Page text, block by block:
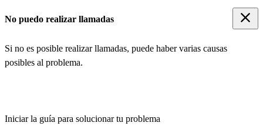
No puedo realizar llamadas
Si no es posible realizar llamadas, puede haber varias causas
posibles al problema.
Iniciar la guía para solucionar tu problema